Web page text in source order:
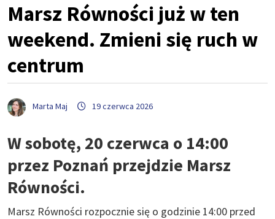
Marsz Równości już w ten
weekend. Zmieni się ruch w
centrum
Marta Maj 19 czerwca 2026
W sobotę, 20 czerwca o 14:00
przez Poznań przejdzie Marsz
Równości.
Marsz Równości rozpocznie się o godzinie 14:00 przed